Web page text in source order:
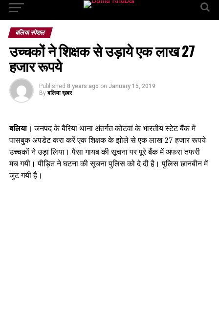
बलिया स्पेशल
उच्चकों ने शिक्षक से उड़ाये एक लाख 27
हजार रूपये
Published 8 years ago on January 15, 2019
By बलिया ख़बर
बलिया। जनपद के बैरिया थाना अंतर्गत कोटवां के भारतीय स्टेट बैंक में
पासबुक अपडेट करा करें एक शिक्षक के झोले से एक लाख 27 हजार रूपये
उच्चकों ने उड़ा लिया। पैसा गायब की सूचना पर पूरे बैंक में अफरा तफरी
मच गयी। पीड़ित ने घटना की सूचना पुलिस को दे दी है। पुलिस छानबीन में
जुट गयी है।